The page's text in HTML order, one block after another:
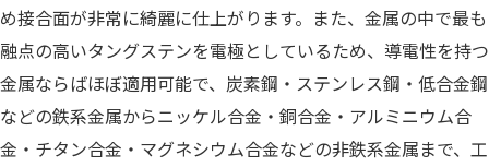
め接合面が非常に綺麗に仕上がります。また、金属の中で最も
融点の高いタングステンを電極としているため、導電性を持つ
金属ならばほぼ適用可能で、炭素鋼・ステンレス鋼・低合金鋼
などの鉄系金属からニッケル合金・銅合金・アルミニウム合
金・チタン合金・マグネシウム合金などの非鉄系金属まで、工